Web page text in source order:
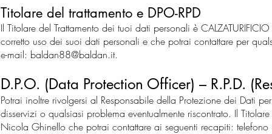
Titolare del trattamento e DPO-RPD
Il Titolare del Trattamento dei tuoi dati personali è
corretto uso dei suoi dati personali e che potrai contattare per
e-mail: baldan88@baldan.it.
D.P.O. (Data Protection Officer) – R.P.D.
Potrai inoltre rivolgersi al Responsabile della Protezione dei Dati
disservizi o qualsiasi problema eventualmente riscontrato. Il
Nicola Ghinello che potrai contattare ai seguenti recapiti: